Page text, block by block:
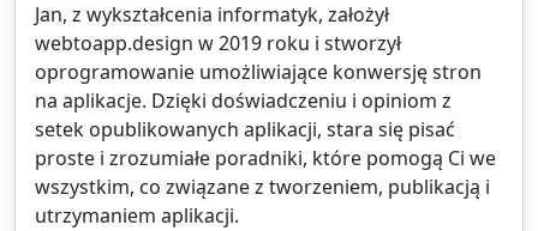
Jan, z wykształcenia informatyk, założył
webtoapp.design w 2019 roku i stworzył
oprogramowanie umożliwiające konwersję stron
na aplikacje. Dzięki doświadczeniu i opiniom z
setek opublikowanych aplikacji, stara się pisać
proste i zrozumiałe poradniki, które pomogą Ci we
wszystkim, co związane z tworzeniem, publikacją i
utrzymaniem aplikacji.